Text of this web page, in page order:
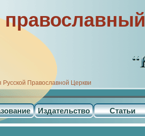
Русской Православной Церкви
Издательство Статьи